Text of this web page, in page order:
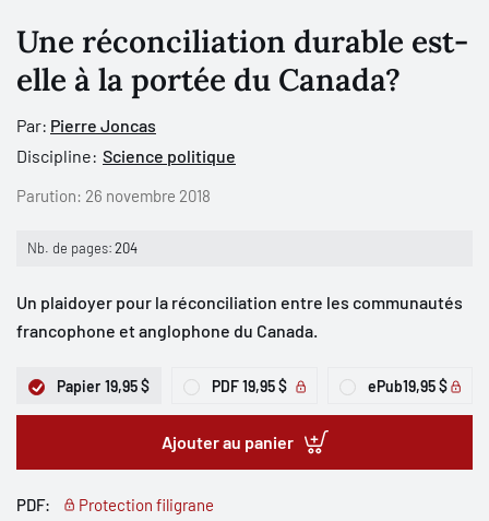
Une réconciliation durable est-
elle à la portée du Canada?
Par: Pierre Joncas
Discipline: Science politique
Parution: 26 novembre 2018
Nb. de pages:204
Un plaidoyer pour la réconciliation entre les communautés
francophone et anglophone du Canada.
Papier 19,95 $ PDF19,95 $ ePub19,95 $
Ajouter au panier
PDF:
Protection filigrane